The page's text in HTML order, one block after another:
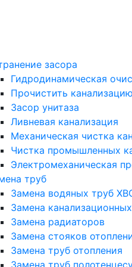
засора
Гидродинамическая
Прочистить канализацию
Засор унитаза
Ливневая канализация
Механическая чистка
Чистка промышленных
Электромеханическая
труб
Замена водяных труб
Замена
Замена радиаторов
Замена стояков
Замена труб отопления
Замена труб